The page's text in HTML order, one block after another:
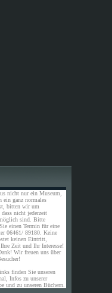
nicht nur ein Museum,
ein ganz normales
bitten wir um
dass nicht jederzeit
sind. Bitte
einen Termin für eine
06461/ 89180. Keine
keinen Eintritt,
Zeit und Ihr Interesse!
Wir freuen uns über
finden Sie unseren
Infos zu unserer
und zu unseren Büchern.